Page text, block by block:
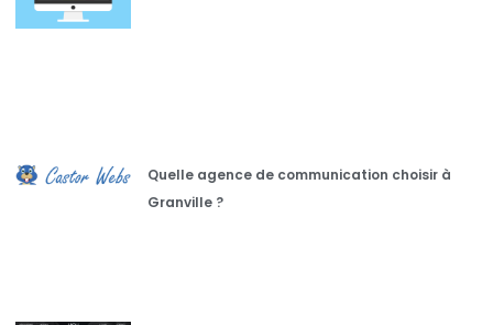
Quelle agence de communication choisir à
Granville ?